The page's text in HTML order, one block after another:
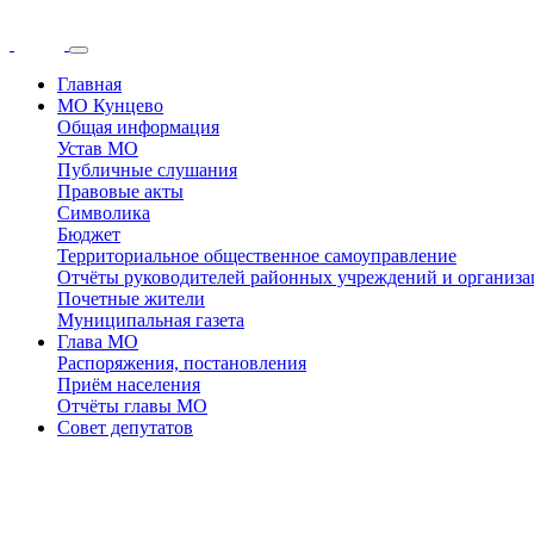
Главная
МО Кунцево
Общая информация
Устав МО
Публичные слушания
Правовые акты
Символика
Бюджет
Территориальное общественное самоуправление
Отчёты руководителей районных учреждений и
Почетные жители
Муниципальная газета
Глава МО
Распоряжения, постановления
Приём населения
Отчёты главы МО
Совет депутатов